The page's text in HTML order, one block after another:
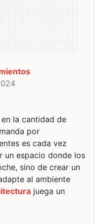
la cantidad de
por
es cada vez
un espacio donde los
sino de crear un
al ambiente
juega un